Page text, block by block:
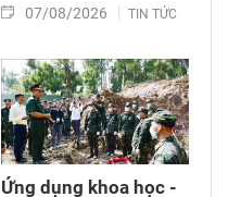
07/08/2026 TIN TỨC
Ứng dụng khoa học -